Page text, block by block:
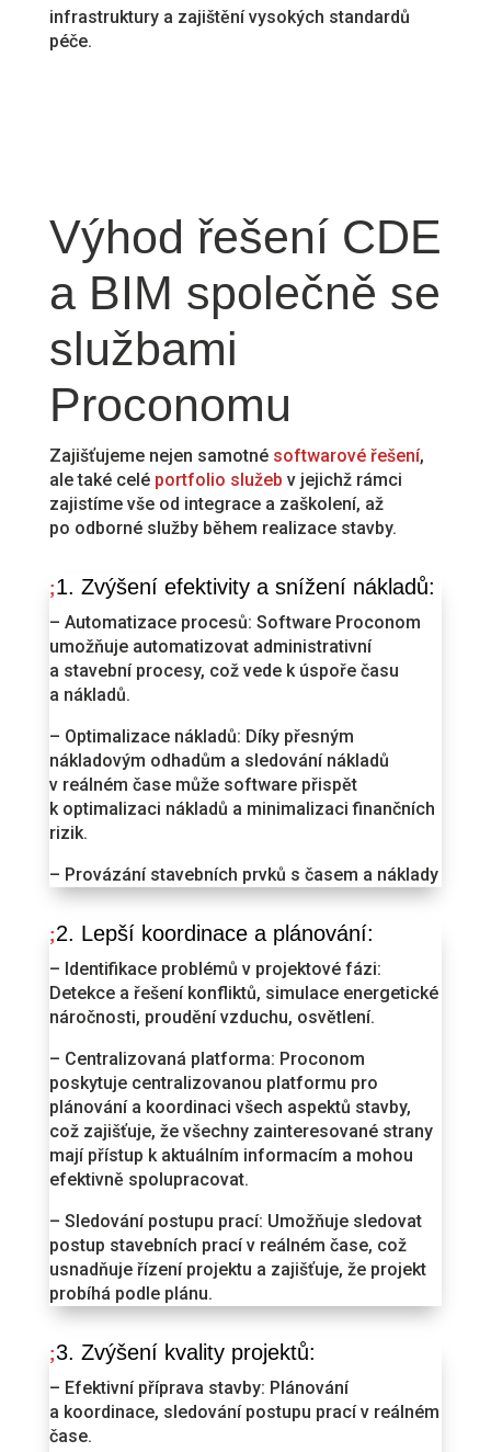
infrastruktury a zajištění vysokých standardů
péče.
Výhod řešení CDE
a BIM společně se
službami
Proconomu
Zajišťujeme nejen samotné softwarové řešení,
ale také celé portfolio služeb v jejichž rámci
zajistíme vše od integrace a zaškolení, až
po odborné služby během realizace stavby.
1. Zvýšení efektivity a snížení nákladů:
– Automatizace procesů: Software Proconom
umožňuje automatizovat administrativní
a stavební procesy, což vede k úspoře času
a nákladů.
– Optimalizace nákladů: Díky přesným
nákladovým odhadům a sledování nákladů
v reálném čase může software přispět
k optimalizaci nákladů a minimalizaci finančních
rizik.
– Provázání stavebních prvků s časem a náklady
2. Lepší koordinace a plánování:
– Identifikace problémů v projektové fázi:
Detekce a řešení konfliktů, simulace energetické
náročnosti, proudění vzduchu, osvětlení.
– Centralizovaná platforma: Proconom
poskytuje centralizovanou platformu pro
plánování a koordinaci všech aspektů stavby,
což zajišťuje, že všechny zainteresované strany
mají přístup k aktuálním informacím a mohou
efektivně spolupracovat.
– Sledování postupu prací: Umožňuje sledovat
postup stavebních prací v reálném čase, což
usnadňuje řízení projektu a zajišťuje, že projekt
probíhá podle plánu.
3. Zvýšení kvality projektů:
– Efektivní příprava stavby: Plánování
a koordinace, sledování postupu prací v reálném
čase.